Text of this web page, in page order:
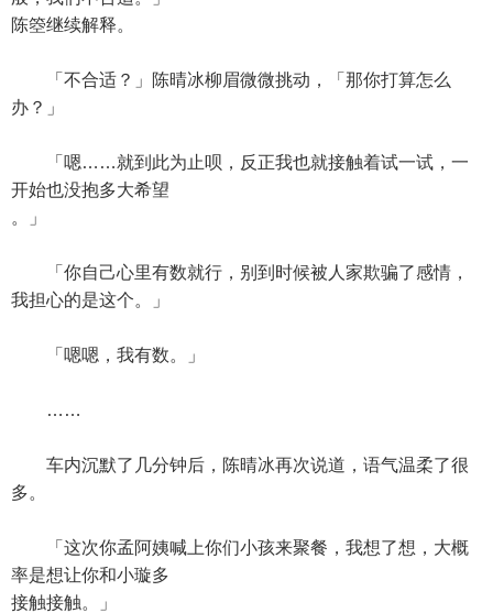
陈箜继续解释。
「不合适？」陈晴冰柳眉微微挑动，「那你打算怎么
办？」
「嗯……就到此为止呗，反正我也就接触着试一试，一
开始也没抱多大希望
。」
「你自己心里有数就行，别到时候被人家欺骗了感情，
我担心的是这个。」
「嗯嗯，我有数。」
……
车内沉默了几分钟后，陈晴冰再次说道，语气温柔了很
多。
「这次你孟阿姨喊上你们小孩来聚餐，我想了想，大概
率是想让你和小璇多
接触接触。」